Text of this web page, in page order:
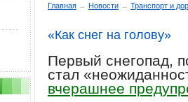
Главная → Новости → Транспорт и
«Как снег на голову»
Первый снегопад,
стал
вчерашнее